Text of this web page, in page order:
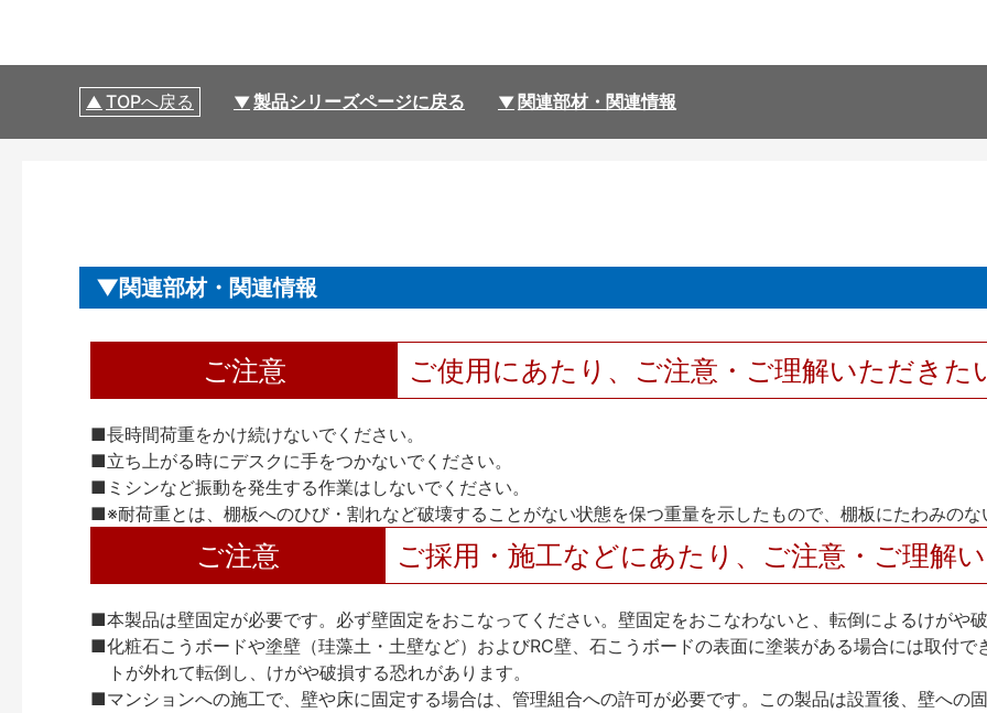
TOPへ戻る 製品シリーズページに戻る 関連部材・関連情報
関連部材・関連情報
ご注意 ご使用にあたり、ご注意・ご理解いただきた
■長時間荷重をかけ続けないでください。
■立ち上がる時にデスクに手をつかないでください。
■ミシンなど振動を発生する作業はしないでください。
■※耐荷重とは、棚板へのひび・割れなど破壊することがない状態を保つ重量を示したもので、棚板にたわみのな
ご注意 ご採用・施工などにあたり、ご注意・ご理解
■本製品は壁固定が必要です。必ず壁固定をおこなってください。壁固定をおこなわないと、転倒によるけがや破
■化粧石こうボードや塗壁（珪藻土・土壁など）およびRC壁、石こうボードの表面に塗装がある場合には取付
トが外れて転倒し、けがや破損する恐れがあります。
■マンションへの施工で、壁や床に固定する場合は、管理組合への許可が必要です。この製品は設置後、壁への